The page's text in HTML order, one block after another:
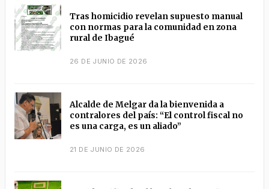
Tras homicidio revelan supuesto manual
con normas para la comunidad en zona
rural de Ibagué
26 DE JUNIO DE 2026
Alcalde de Melgar da la bienvenida a
contralores del país: “El control fiscal no
es una carga, es un aliado”
21 DE JUNIO DE 2026